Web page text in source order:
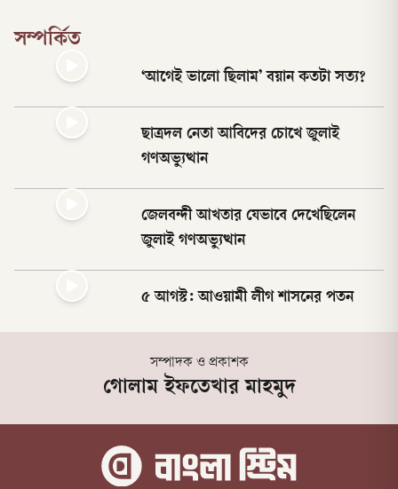
সম্পর্কিত
‘আগেই ভালো ছিলাম’ বয়ান কতটা সত্য?
ছাত্রদল নেতা আবিদের চোখে জুলাই
গণঅভ্যুত্থান
জেলবন্দী আখতার যেভাবে দেখেছিলেন
জুলাই গণঅভ্যুত্থান
৫ আগস্ট: আওয়ামী লীগ শাসনের পতন
সম্পাদক ও প্রকাশক
গোলাম ইফতেখার মাহমুদ